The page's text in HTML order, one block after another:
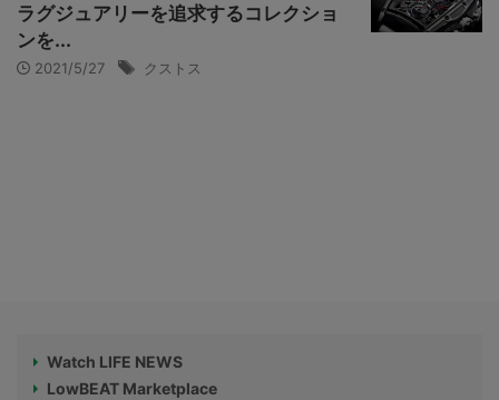
ラグジュアリーを追求するコレクショ
ンを...
2021/5/27 クストス
Watch LIFE NEWS
LowBEAT Marketplace